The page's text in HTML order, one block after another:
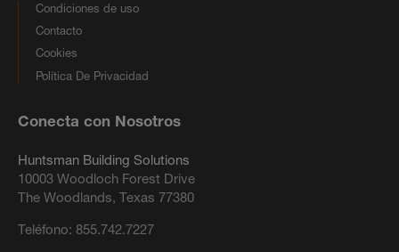
Condiciones de uso
Contacto
Cookies
Política De Privacidad
Conecta con Nosotros
Huntsman Building Solutions
10003 Woodloch Forest Drive
The Woodlands, Texas 77380
Teléfono: 855.742.7227